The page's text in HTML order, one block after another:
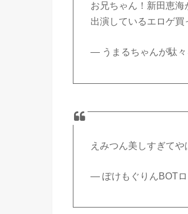
お兄ちゃん！新田恵
出演しているエロゲ買
— うまるちゃんが駄
えみつん美しすぎてや
— ぽけもぐりんBOT